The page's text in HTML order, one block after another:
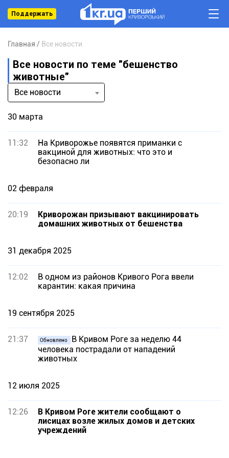
Поддержать
Главная Все новости
Все новости по теме "бешенство
животные"
Все новости
30 марта
11:32
На Криворожье появятся приманки с
вакциной для животных: что это и
безопасно ли
02 февраля
20:19
Криворожан призывают вакцинировать
домашних животных от бешенства
31 декабря 2025
12:02
В одном из районов Кривого Рога ввели
карантин: какая причина
19 сентября 2025
21:37 Обновлено
В Кривом Роге за неделю 44
человека пострадали от нападений
животных
12 июля 2025
12:26
В Кривом Роге жители сообщают о
лисицах возле жилых домов и детских
учреждений